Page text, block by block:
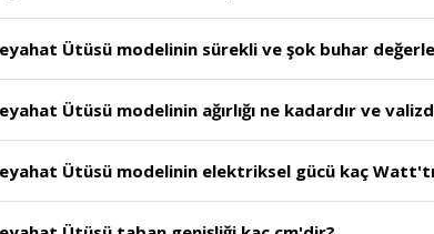
Ütüsü modelinin sürekli ve şok buhar
Ütüsü modelinin ağırlığı ne kadardır ve
Ütüsü modelinin elektriksel gücü kaç